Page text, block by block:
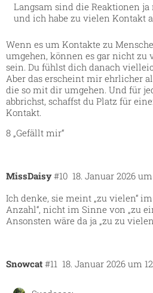
Langsam sind die Reaktionen
und ich habe zu vielen Kontakt
Wenn es um Kontakte zu
umgehen, können es gar nicht zu
sein. Du fühlst dich danach
Aber das erscheint mir ehrlicher
die so mit dir umgehen. Und für
abbrichst, schaffst du Platz für
Kontakt.
8 „Gefällt mir“
MissDaisy 18. Januar 2026 um
#10
Ich denke, sie meint „zu vielen“
Anzahl“, nicht im Sinne von „zu
Ansonsten wäre da ja „zu zu
Snowcat 18. Januar 2026 um
#11